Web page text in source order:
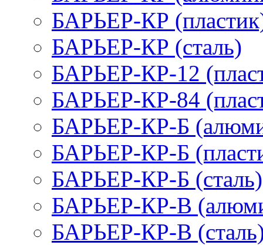
БАРЬЕР-КР
БАРЬЕР-КР (сталь)
БАРЬЕР-КР-12
БАРЬЕР-КР-84
БАРЬЕР-КР-Б
БАРЬЕР-КР-Б
БАРЬЕР-КР-Б (сталь)
БАРЬЕР-КР-В
БАРЬЕР-КР-В